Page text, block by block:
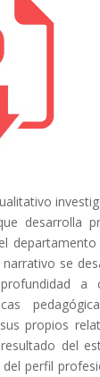
desarrolla
se
a
propios
del
perfil